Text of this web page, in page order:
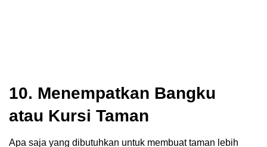
10. Menempatkan Bangku
atau Kursi Taman
Apa saja yang dibutuhkan untuk membuat taman lebih